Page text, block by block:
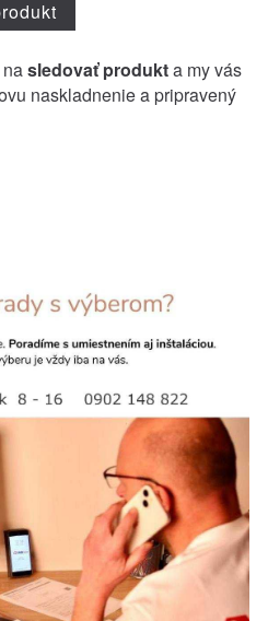
sledovať produkta my vás
naskladnenie a pripravený